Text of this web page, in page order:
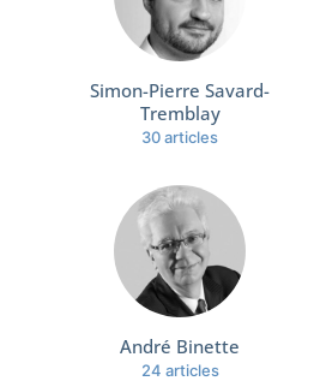
Simon-Pierre Savard-
Tremblay
30 articles
André Binette
24 articles